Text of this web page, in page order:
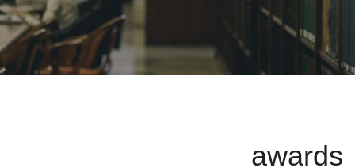
الشئون الأكاديمية
البحث العلمي
awards